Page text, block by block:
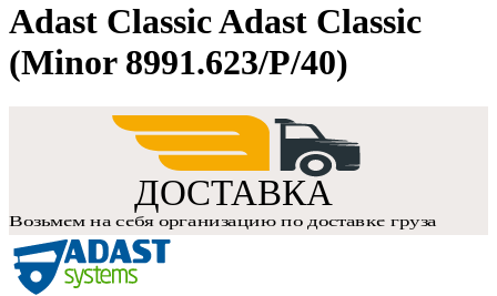
Adast Classic Adast Classic
(Minor 8991.623/P/40)